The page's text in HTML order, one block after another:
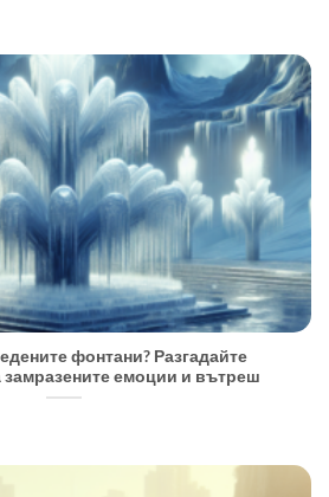
фонтани? Разгадайте
замразените емоции и вътреш